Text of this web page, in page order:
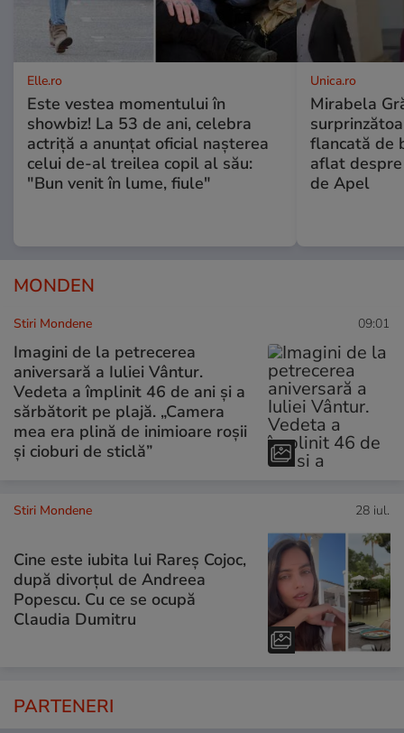
Elle.ro
Este vestea momentului în
showbiz! La 53 de ani, celebra
actriță a anunțat oficial nașterea
celui de-al treilea copil al său:
"Bun venit în lume, fiule"
Unica.ro
Mirabela
flancată de
aflat
de Apel
MONDEN
Stiri Mondene 09:01
Imagini de la petrecerea
aniversară a Iuliei Vântur.
Vedeta a împlinit 46 de ani și a
sărbătorit pe plajă. „Camera
mea era plină de inimioare roșii
și cioburi de sticlă”
Stiri Mondene 28 iul.
Cine este iubita lui Rareș Cojoc,
după divorțul de Andreea
Popescu. Cu ce se ocupă
Claudia Dumitru
PARTENERI